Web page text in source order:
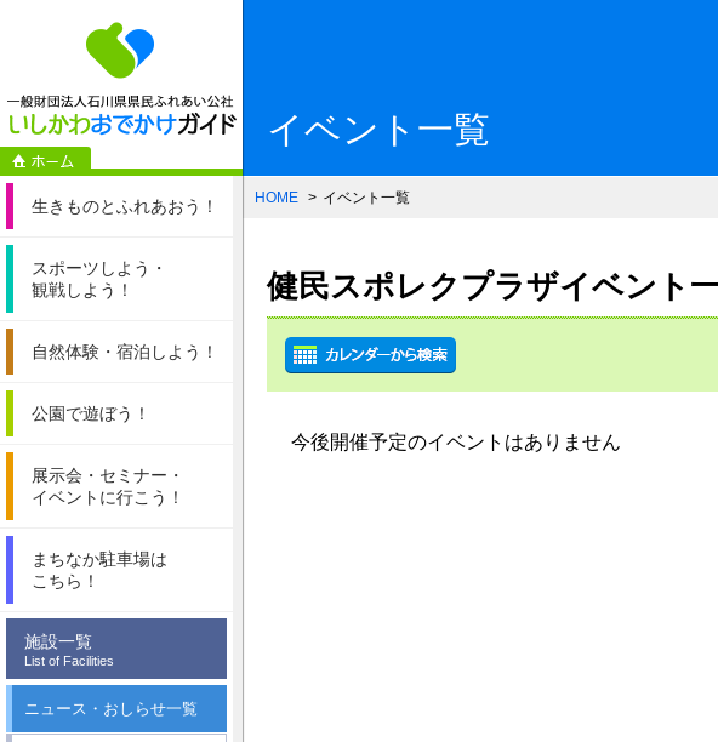
一般財団法人石川県県
生きものとふれあおう！
スポーツしよう・
観戦しよう！
自然体験・ 宿泊しよう！
公園で遊ぼう！
展示会・セミナー・
イベントに行こう！
まちなか駐車場は
こちら！
施設一覧
List of Facilities
ニュース・おしらせ一覧
イベント一覧
HOME イベント一覧
健民スポレクプラザイベント
今後開催予定のイベントはありません